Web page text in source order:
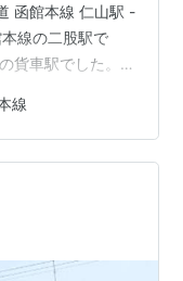
函館本線 仁山駅 -
線の二股駅で
貨車駅でした。
伴い 北一已駅、
2026年3月31日ま
駅です。 「きた
撮影) 【JR北海
線